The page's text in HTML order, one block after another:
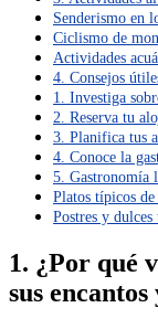
Senderismo en
Ciclismo de
Actividades
4. Consejos
1. Investiga
2. Reserva tu
3. Planifica tus
4. Conoce la
5. Gastronomía
Platos típicos
Postres y
1. ¿Por qué
sus